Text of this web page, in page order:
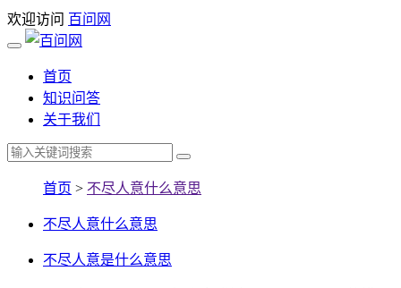
欢迎访问 百问网
首页
知识问答
关于我们
首页 > 不尽人意什么意思
不尽人意什么意思
不尽人意是什么意思